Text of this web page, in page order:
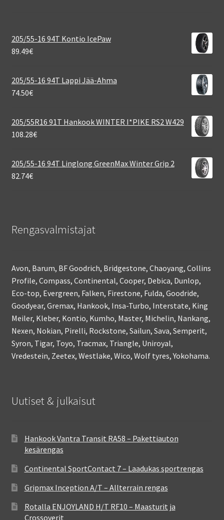
205/55-16 94T Kontio IcePaw
89.49€
205/55-16 94T Lappi Jää-Ahma
74.50€
205/55R16 91T Hankook WINTER I*PIKE RS2 W429
108.28€
205/55-16 94T Linglong GreenMax Winter Grip 2
82.74€
Rengasvalmistajat
Avon, Barum, BF Goodrich, Bridgestone, Chaoyang, Collins
Profile, Compass, Continental, Cooper, Debica, Dunlop,
Eco-top, Evergreen, Falken, Firestone, Fulda, Goodride,
Goodyear, Gremax, Hankook, Insa-Turbo, Interstate, King
Meiler, Kleber, Kontio, Kumho, Master, Michelin, Nankang,
Nexen, Nokian, Pirelli, Rockstone, Sailun, Sava, Semperit,
Syron, Tigar, Toyo, Tracmax, Triangle, Uniroyal,
Vredestein, Zeetex, Westlake, Wico, Wolf tyres, Yokohama.
Uutiset & julkaisut
Hankook Vantra Transit RA58 – Pakettiauton
kesärengas
Continental SportContact 7 – Laadukas sportrengas
Gripmax Inception A/T – Allterrain rengas
Rotalla ENJOYLAND H/T RF10 – Maasturit ja
Crossoverit